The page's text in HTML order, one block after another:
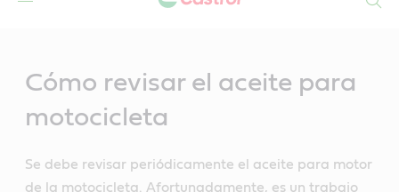
Cómo revisar el aceite para
motocicleta
Se debe revisar periódicamente el aceite para motor
de la motocicleta. Afortunadamente, es un trabajo